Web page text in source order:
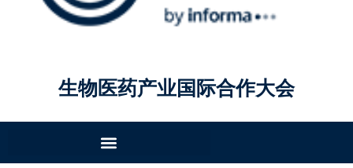
生物医药产业国际合作大会